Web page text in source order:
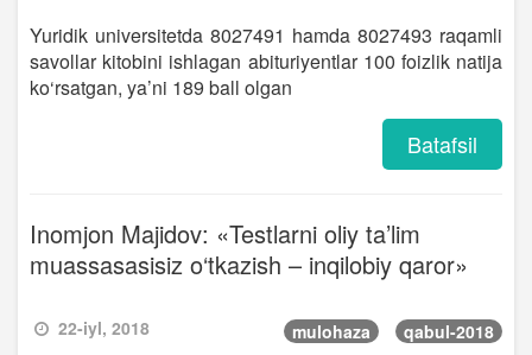
Yuridik universitetda 8027491 hamda 8027493 raqamli
savollar kitobini ishlagan abituriyentlar 100 foizlik natija
ko‘rsatgan, ya’ni 189 ball olgan
Batafsil
Inomjon Majidov: «Testlarni oliy ta’lim
muassasasisiz o‘tkazish – inqilobiy qaror»
22-iyl, 2018 mulohaza qabul-2018